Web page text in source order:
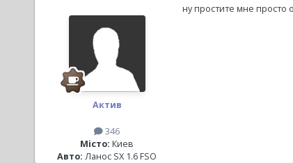
Актив
346
Місто: Киев
Авто: Ланос SX 1.6 FSO
ну простите мне просто